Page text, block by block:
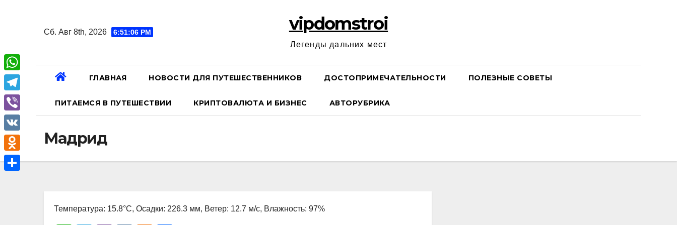
содержанию
Сб. Авг 8th, 2026 6:51:07 PM vipdomstroi
Легенды дальних мест
ГЛАВНАЯ НОВОСТИ ДЛЯ ПУТЕШЕСТВЕННИКОВ ДОСТОПРИМЕЧАТЕЛЬНОСТИ ПОЛЕЗНЫЕ СОВЕТЫ
ПИТАЕМСЯ В ПУТЕШЕСТВИИ КРИПТОВАЛЮТА И БИЗНЕС АВТОРУБРИКА
Мадрид
Температура: 15.8°C, Осадки: 226.3 мм, Ветер: 12.7 м/с, Влажность: 97%
W
h
a
A
T
e
l
e
g
V
i
b
e
V
K
O